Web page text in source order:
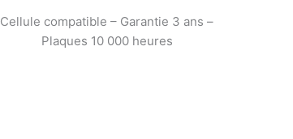
Cellule compatible – Garantie 3 ans –
Plaques 10 000 heures